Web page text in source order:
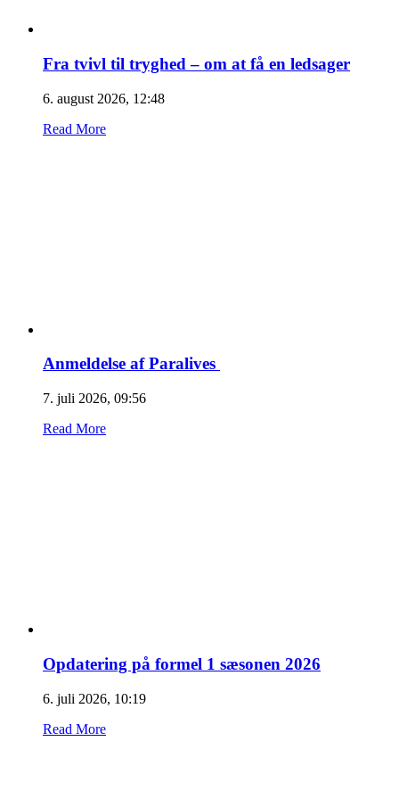
Fra tvivl til tryghed – om at få en ledsager
6. august 2026, 12:48
Read More
Anmeldelse af Paralives
7. juli 2026, 09:56
Read More
Opdatering på formel 1 sæsonen 2026
6. juli 2026, 10:19
Read More